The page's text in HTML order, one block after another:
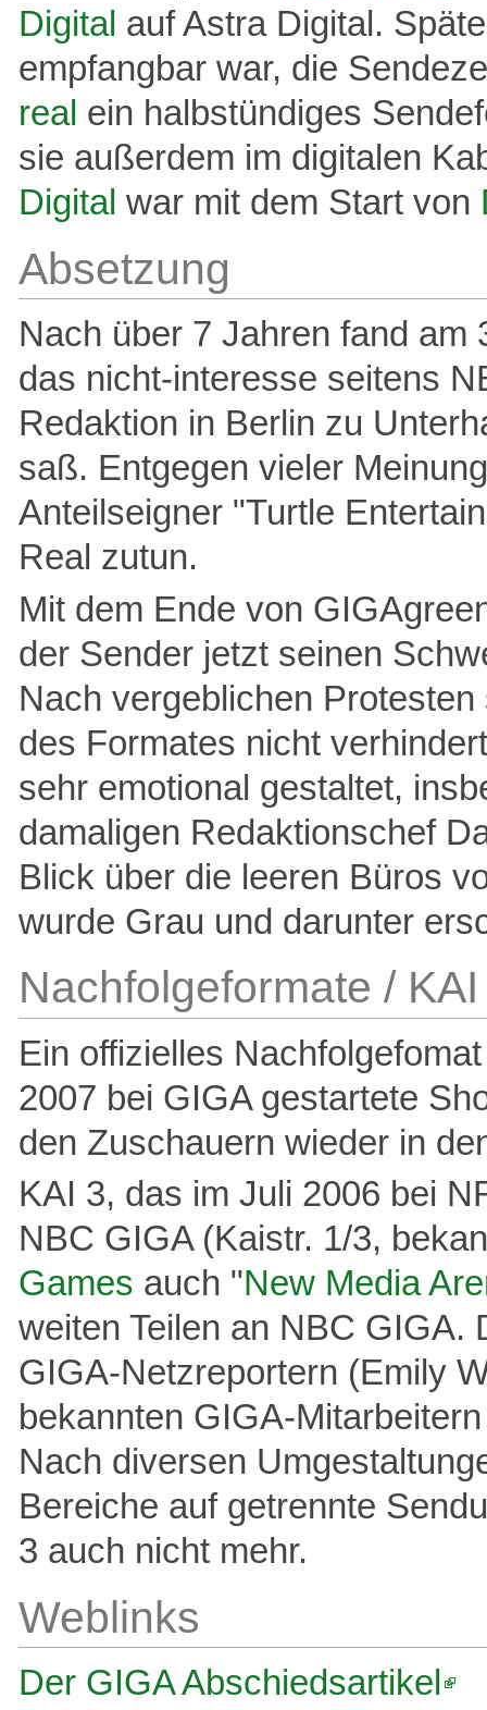
Digital auf Astra Digital.
empfangbar war, die
real ein halbstündiges
sie außerdem im digitalen
Digital war mit dem Start von
Absetzung
Nach über 7 Jahren fand am
das nicht-interesse seitens
Redaktion in Berlin zu
saß. Entgegen vieler
Anteilseigner "Turtle
Real zutun.
Mit dem Ende von
der Sender jetzt seinen
Nach vergeblichen
des Formates nicht
sehr emotional gestaltet,
damaligen Redaktionschef
Blick über die leeren Büros
wurde Grau und darunter
Nachfolgeformate /
Ein offizielles
2007 bei GIGA gestartete
den Zuschauern wieder in
KAI 3, das im Juli 2006 bei
NBC GIGA (Kaistr. 1/3,
Games auch "New Media
weiten Teilen an NBC GIGA.
GIGA-Netzreportern (Emily
bekannten GIGA-
Nach diversen
Bereiche auf getrennte
3 auch nicht mehr.
Weblinks
Der GIGA Abschiedsartikel